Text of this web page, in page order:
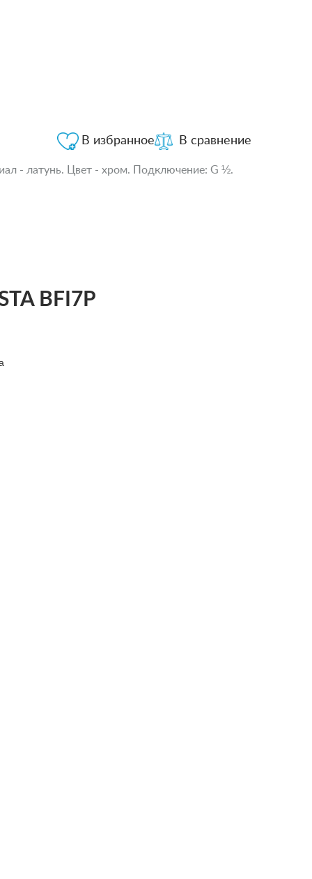
В сравнение
В избранное
- латунь. Цвет - хром. Подключение: G ½.
BFI7P